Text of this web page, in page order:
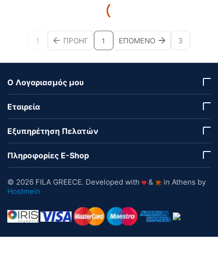
1 ΠΡΟΗΓ 1 ΕΠΌΜΕΝΟ 3
Ο Λογαριασμός μου
Εταιρεία
Εξυπηρέτηση Πελατών
Πληροφορίες E-Shop
© 2026 FILA GREECE. Developed with &
in Athens by
Hostmein